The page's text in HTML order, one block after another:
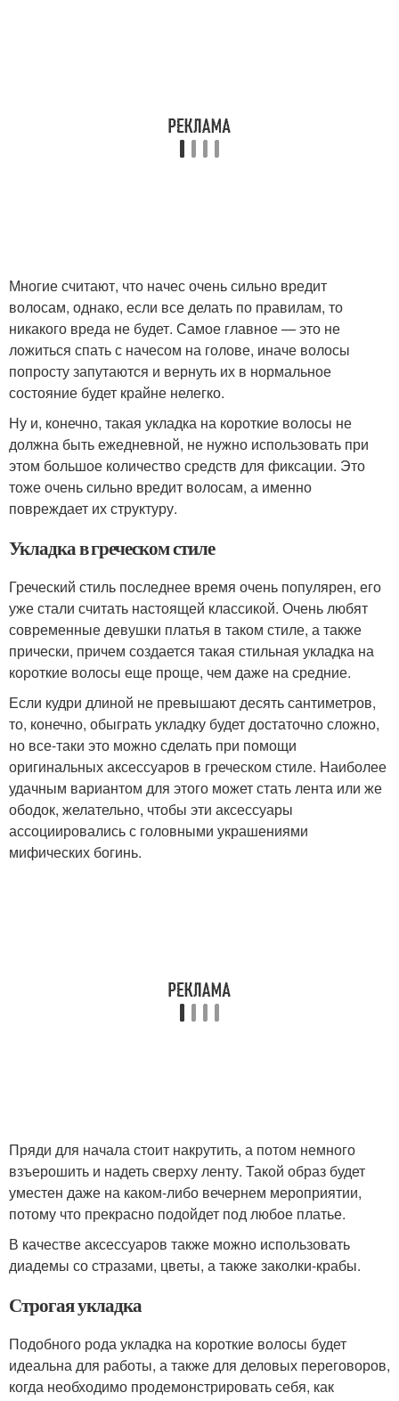
Многие считают, что начес очень сильно вредит
волосам, однако, если все делать по правилам, то
никакого вреда не будет. Самое главное — это не
ложиться спать с начесом на голове, иначе волосы
попросту запутаются и вернуть их в нормальное
состояние будет крайне нелегко.
Ну и, конечно, такая укладка на короткие волосы не
должна быть ежедневной, не нужно использовать при
этом большое количество средств для фиксации. Это
тоже очень сильно вредит волосам, а именно
повреждает их структуру.
Укладка в греческом стиле
Греческий стиль последнее время очень популярен, его
уже стали считать настоящей классикой. Очень любят
современные девушки платья в таком стиле, а также
прически, причем создается такая стильная укладка на
короткие волосы еще проще, чем даже на средние.
Если кудри длиной не превышают десять сантиметров,
то, конечно, обыграть укладку будет достаточно сложно,
но все-таки это можно сделать при помощи
оригинальных аксессуаров в греческом стиле. Наиболее
удачным вариантом для этого может стать лента или же
ободок, желательно, чтобы эти аксессуары
ассоциировались с головными украшениями
мифических богинь.
Пряди для начала стоит накрутить, а потом немного
взъерошить и надеть сверху ленту. Такой образ будет
уместен даже на каком-либо вечернем мероприятии,
потому что прекрасно подойдет под любое платье.
В качестве аксессуаров также можно использовать
диадемы со стразами, цветы, а также заколки-крабы.
Строгая укладка
Подобного рода укладка на короткие волосы будет
идеальна для работы, а также для деловых переговоров,
когда необходимо продемонстрировать себя, как